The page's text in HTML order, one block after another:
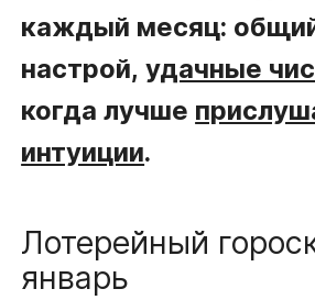
каждый месяц:
настрой,удачные
когда лучше
интуиции.
Лотерейный
январь